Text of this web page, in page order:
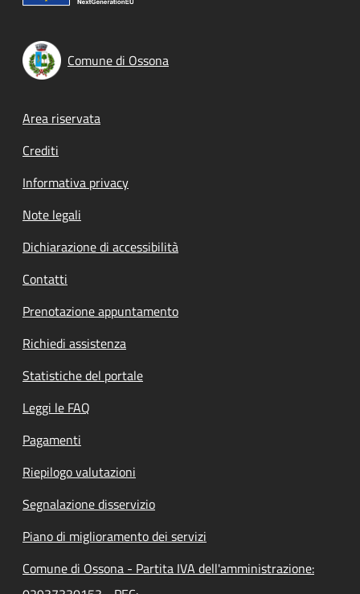
Comune di Ossona
Footer menu
Area riservata
Crediti
Informativa privacy
Note legali
Dichiarazione di accessibilità
Contatti
Prenotazione appuntamento
Richiedi assistenza
Statistiche del portale
Leggi le FAQ
Pagamenti
Riepilogo valutazioni
Segnalazione disservizio
Piano di miglioramento dei servizi
Comune di Ossona - Partita IVA dell'amministrazione: